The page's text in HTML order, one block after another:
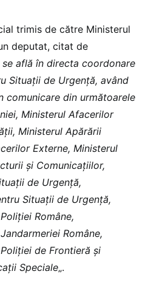
trimis de către Ministerul
deputat, citat de
se află în directa coordonare
Situaţii de Urgenţă, având
comunicare din următoarele
Ministerul Afacerilor
Ministerul Apărării
Externe, Ministerul
şi Comunicaţiilor,
de Urgenţă,
Situaţii de Urgenţă,
Române,
Române,
de Frontieră şi
Speciale„.